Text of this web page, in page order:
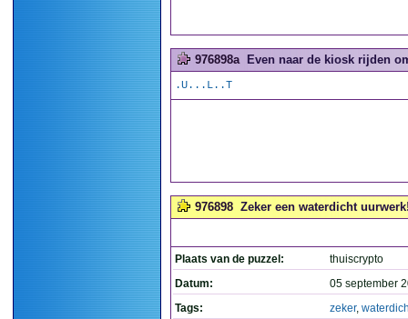
976898a Even naar de kiosk rijden
.U...L..T
976898 Zeker een waterdicht
Plaats van de puzzel:
thuiscrypto
Datum:
05 september
Tags:
zeker,